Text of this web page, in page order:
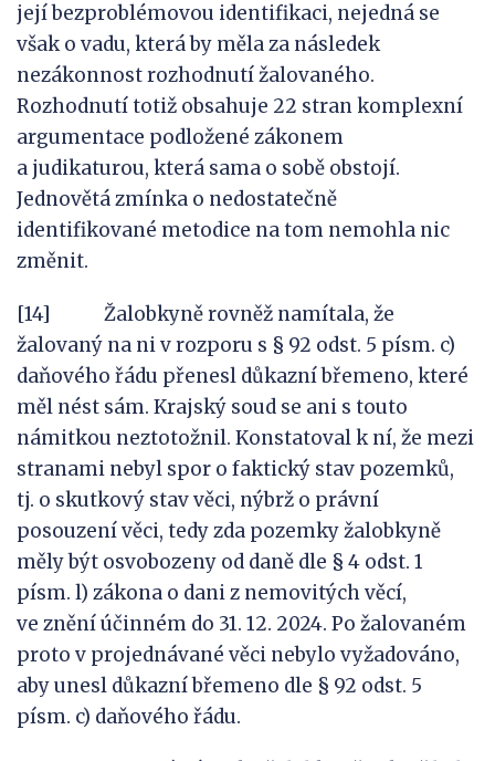
její bezproblémovou identifikaci, nejedná se
však o vadu, která by měla za následek
nezákonnost rozhodnutí žalovaného.
Rozhodnutí totiž obsahuje 22 stran komplexní
argumentace podložené zákonem
a judikaturou, která sama o sobě obstojí.
Jednovětá zmínka o nedostatečně
identifikované metodice na tom nemohla nic
změnit.
[14] Žalobkyně rovněž namítala, že
žalovaný na ni v rozporu s § 92 odst. 5 písm. c)
daňového řádu přenesl důkazní břemeno, které
měl nést sám. Krajský soud se ani s touto
námitkou neztotožnil. Konstatoval k ní, že mezi
stranami nebyl spor o faktický stav pozemků,
tj. o skutkový stav věci, nýbrž o právní
posouzení věci, tedy zda pozemky žalobkyně
měly být osvobozeny od daně dle § 4 odst. 1
písm. l) zákona o dani z nemovitých věcí,
ve znění účinném do 31. 12. 2024. Po žalovaném
proto v projednávané věci nebylo vyžadováno,
aby unesl důkazní břemeno dle § 92 odst. 5
písm. c) daňového řádu.